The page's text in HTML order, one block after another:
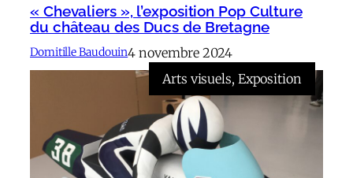
« Chevaliers », l’exposition Pop Culture
du château des Ducs de Bretagne
Domitille Baudouin4 novembre 2024
Arts visuels, Exposition